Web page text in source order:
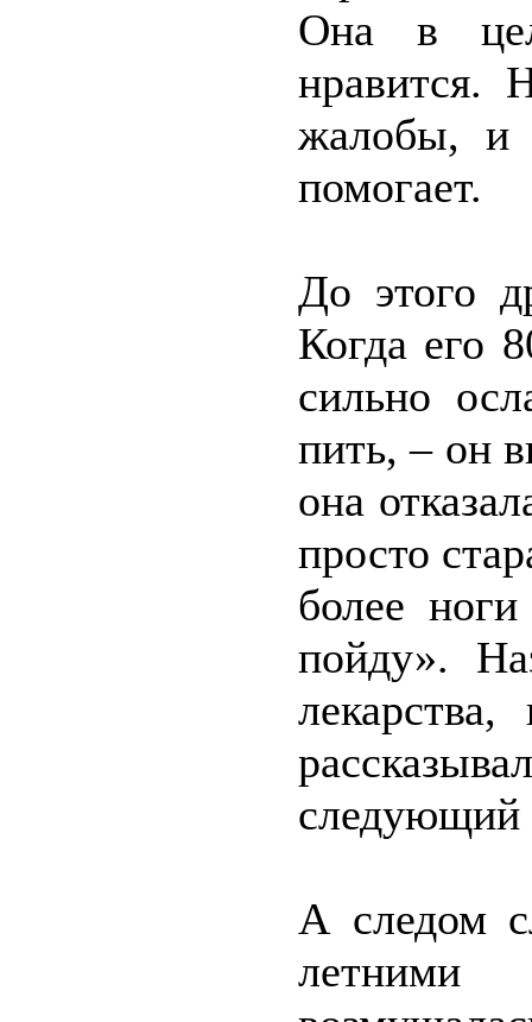
Она в
нравится.
жалобы, и
помогает.
До этого
Когда его
сильно
пить, – он
она
просто
более
пойду».
следующий
А следом
летними